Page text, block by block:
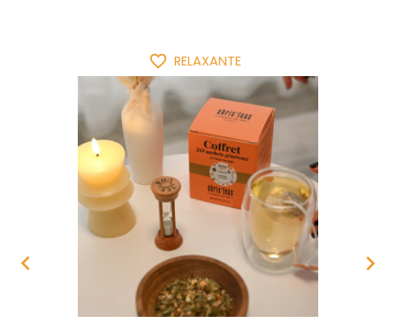

favorite_border RELAXANTE
